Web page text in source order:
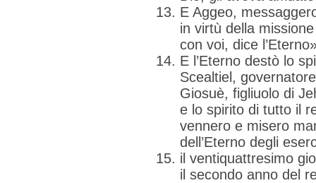
E Aggeo,
in virtù della
con voi, dice
E l’Eterno destò lo
Scealtiel,
Giosuè, figliuolo di
e lo spirito di tutto il
vennero e misero
dell’Eterno degli
il ventiquattresimo
il secondo anno del